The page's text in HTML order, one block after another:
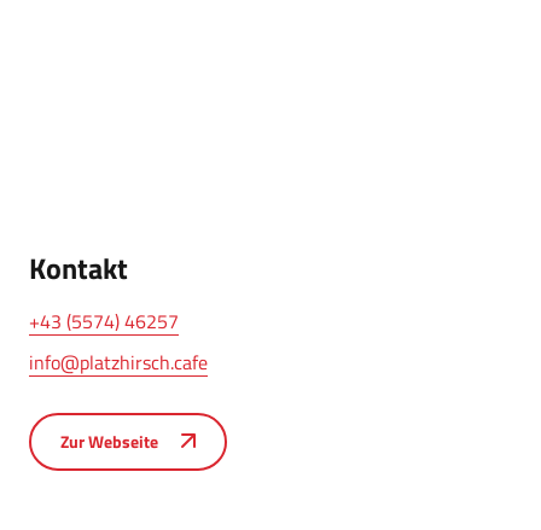
Kontakt
+43 (5574) 46257
info@platzhirsch.cafe
Zur Webseite